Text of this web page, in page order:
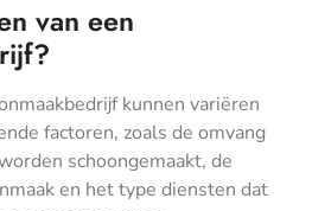
van een
kunnen variëren
factoren, zoals de omvang
schoongemaakt, de
en het type diensten dat